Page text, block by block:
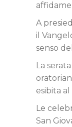
A
il
senso
La
esibita
Le
San